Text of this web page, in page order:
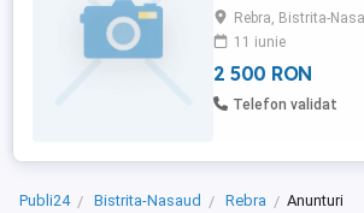
unor proiecte.Merge
silențios și estetic
detalii la tel. Se vinde
Samsung și boxele.
Rebra, Bistrita-
11 iunie
2 500 RON
Telefon validat
Publi24 Bistrita-Nasaud Rebra Anunturi